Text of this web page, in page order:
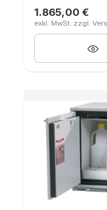
Regulärer Preis:
1.865,00 €